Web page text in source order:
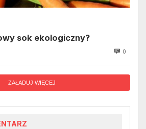
sok ekologiczny?
0
ZAŁADUJ WIĘCEJ